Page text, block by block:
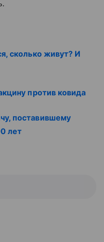
сколько живут? И
против ковида
поставившему
лет